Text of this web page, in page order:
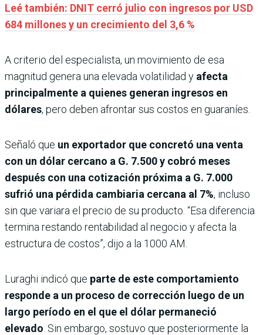
Leé también: DNIT cerró julio con ingresos por USD
684 millones y un crecimiento del 3,6 %
A criterio del especialista, un movimiento de esa
magnitud genera una elevada volatilidad y afecta
principalmente a quienes generan ingresos en
dólares, pero deben afrontar sus costos en guaraníes.
Señaló que un exportador que concretó una venta
con un dólar cercano a G. 7.500 y cobró meses
después con una cotización próxima a G. 7.000
sufrió una pérdida cambiaria cercana al 7%, incluso
sin que variara el precio de su producto. “Esa diferencia
termina restando rentabilidad al negocio y afecta la
estructura de costos”, dijo a la 1000 AM.
Luraghi indicó que parte de este comportamiento
responde a un proceso de corrección luego de un
largo período en el que el dólar permaneció
elevado . Sin embargo, sostuvo que posteriormente la